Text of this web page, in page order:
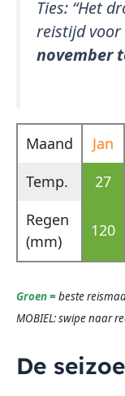
Ties: “Het
reistijd voor
november
Maand Jan
Temp.
27
Regen
(mm)
120
Groen =beste
MOBIEL: swipe naar
De